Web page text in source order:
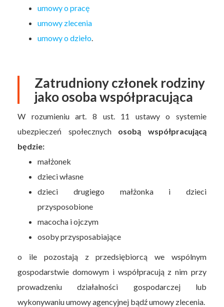
umowy o pracę
umowy zlecenia
umowy o dzieło
Zatrudniony członek rodziny
jako osoba współpracująca
W rozumieniu art. 8 ust. 11 ustawy o systemie
ubezpieczeń społecznych osobą współpracującą
będzie:
małżonek
dzieci własne
dzieci drugiego małżonka i dzieci
przysposobione
macocha i ojczym
osoby przysposabiające
o ile pozostają z przedsiębiorcą we wspólnym
gospodarstwie domowym i współpracują z nim przy
prowadzeniu działalności gospodarczej lub
wykonywaniu umowy agencyjnej bądź umowy zlecenia.